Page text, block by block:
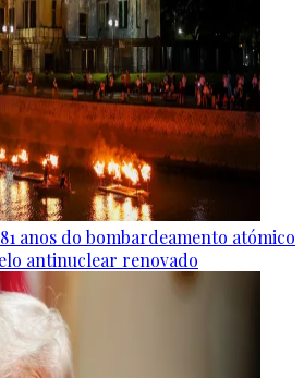
anos do bombardeamento atómico
antinuclear renovado